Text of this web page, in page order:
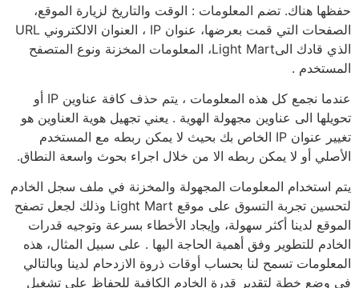
حفظها هناك. تضم المعلومات : الوقت والتاريخ لزيارة الموقع،
الصفحات التي قمت بعرضها، عنوان IP ، العنوان الالكتروني URL
الذي قادك الىLight Mart، المعلومات المخزنة ونوع المتصفح
المستخدم .
عندما نجمع كل هذه المعلومات ، يتم حذف كافة عناوين IP أو
تحويلها الى عناوين مجهولة الهوية . يعني تجهيل هوية العناوين هو
تغيير عنوان IP الخاص بك بحيث لا يمكن ربطه مع المستخدم
الأصلي أو لا يمكن ربطه الا من خلال اجراء بحوث واسعة النطاق.
يتم استخدام المعلومات المجهولة والمخزنة في ملف سجل الخادم
لتحسين تجربة التسوق على موقع Light Mart وذلك لجعل تصفح
الموقع لدينا أكثر سهولة، وإيجاد الأخطاء بسرعة وتوجيه قدرات
الخادم للتطوير وفق أهمية الحاجة اليها . على سبيل المثال، هذه
المعلومات تسمح لنا بحساب أوقات ذروة الازدحام لدينا وبالتالي
في وضع خطة لتقدير قدرة الخادم الكافية للحفاظ على تشغيل